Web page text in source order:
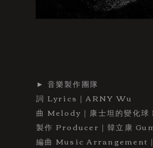
► 音樂製作團隊
詞 Lyrics｜ARNY Wu
曲 Melody｜康士坦的變化球
製作 Producer｜韓立康
編曲 Music Arrangement